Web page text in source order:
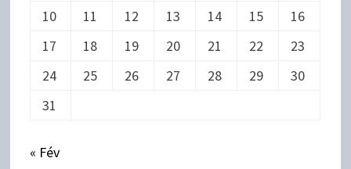
10
11 12 13 14 15
16
17
18 19 20 21 22
23
24
25 26 27 28 29
30
31
« Fév